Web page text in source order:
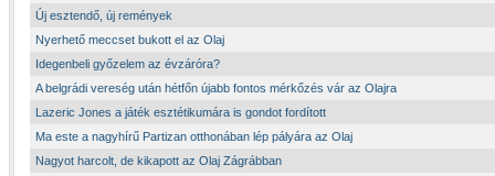
Új esztendő, új remények
Nyerhető meccset bukott el az Olaj
Idegenbeli győzelem az évzáróra?
A belgrádi vereség után hétfőn újabb fontos mérkőzés vár az Olajra
Lazeric Jones a játék esztétikumára is gondot fordított
Ma este a nagyhírű Partizan otthonában lép pályára az Olaj
Nagyot harcolt, de kikapott az Olaj Zágrábban